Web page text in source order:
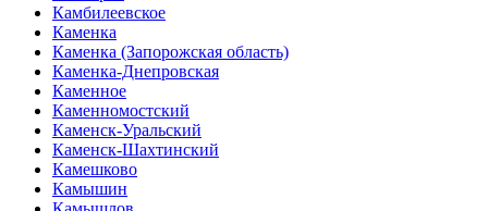
Камбилеевское
Каменка
Каменка (Запорожская область)
Каменка-Днепровская
Каменное
Каменномостский
Каменск-Уральский
Каменск-Шахтинский
Камешково
Камышин